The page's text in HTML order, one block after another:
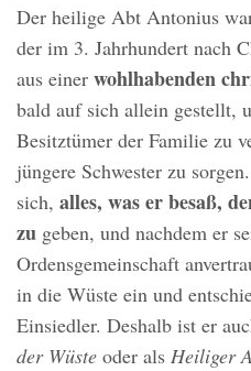
Der heilige Abt Antonius
der im 3. Jahrhundert nach
aus einer wohlhabenden
bald auf sich allein gestellt,
Besitztümer der Familie zu
jüngere Schwester zu
sich, alles, was er besaß,
zu geben, und nachdem er
Ordensgemeinschaft
in die Wüste ein und
Einsiedler. Deshalb ist er
der Wüste oder als Heiliger